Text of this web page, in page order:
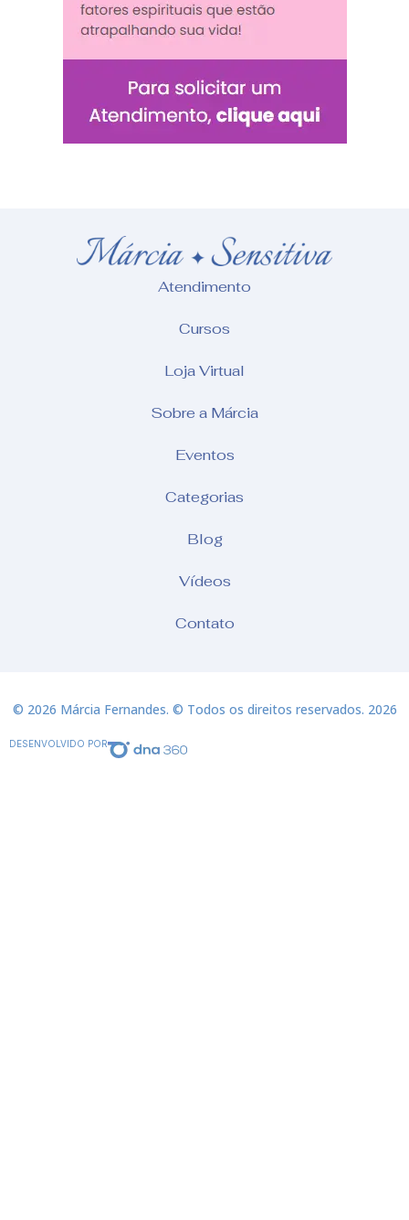
Atendimento
Cursos
Loja Virtual
Sobre a Márcia
Eventos
Categorias
Blog
Vídeos
Contato
© 2026 Márcia Fernandes. © Todos os direitos reservados. 2026
DESENVOLVIDO POR